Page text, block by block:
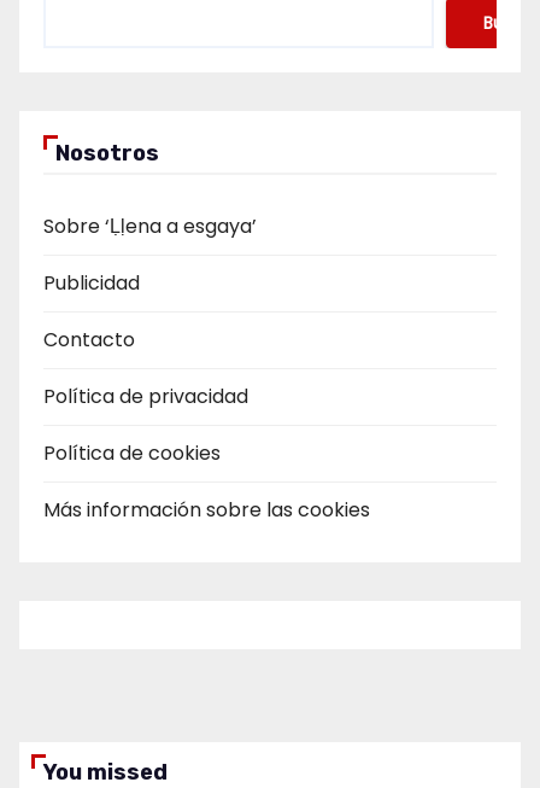
Buscar
Nosotros
Sobre ‘Ḷḷena a esgaya’
Publicidad
Contacto
Política de privacidad
Política de cookies
Más información sobre las cookies
You missed